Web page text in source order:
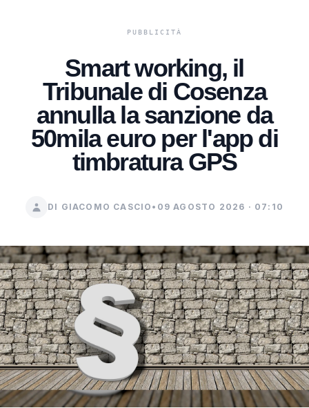
Smart working, il
Tribunale di Cosenza
annulla la sanzione da
50mila euro per l'app di
timbratura GPS
DI GIACOMO CASCIO • 09 AGOSTO 2026 · 07:10